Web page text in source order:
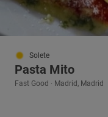
Solete
Pasta Mito
Fast Good · Madrid, Madrid